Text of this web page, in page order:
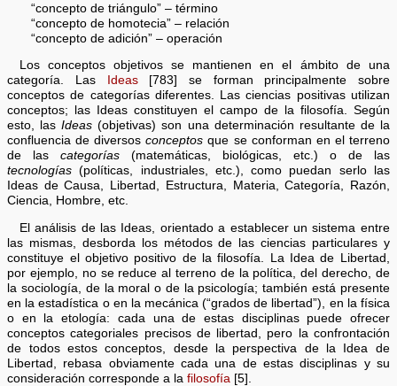
“concepto de triángulo” – término
“concepto de homotecia” – relación
“concepto de adición” – operación
Los conceptos objetivos se mantienen en el ámbito de una
categoría. Las
Ideas[783] se forman principalmente sobre
conceptos de categorías diferentes. Las ciencias positivas utilizan
conceptos; las Ideas constituyen el campo de la filosofía. Según
esto, lasIdeas (objetivas) son una determinación resultante de la
confluencia de diversosconceptos que se conforman en el terreno
de lascategorías (matemáticas, biológicas, etc.) o de las
tecnologías (políticas, industriales, etc.), como puedan serlo las
Ideas de Causa, Libertad, Estructura, Materia, Categoría, Razón,
Ciencia, Hombre, etc.
El análisis de las Ideas, orientado a establecer un sistema entre
las mismas, desborda los métodos de las ciencias particulares y
constituye el objetivo positivo de la filosofía. La Idea de Libertad,
por ejemplo, no se reduce al terreno de la política, del derecho, de
la sociología, de la moral o de la psicología; también está presente
en la estadística o en la mecánica (“grados de libertad”), en la física
o en la etología: cada una de estas disciplinas puede ofrecer
conceptos categoriales precisos de libertad, pero la confrontación
de todos estos conceptos, desde la perspectiva de la Idea de
Libertad, rebasa obviamente cada una de estas disciplinas y su
consideración corresponde a lafilosofía [5].